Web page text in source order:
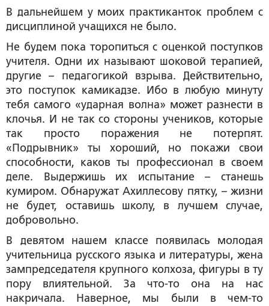
В дальнейшем у моих практиканток проблем с
дисциплиной учащихся не было.
Не будем пока торопиться с оценкой поступков
учителя. Одни их называют шоковой терапией,
другие – педагогикой взрыва. Действительно,
это поступок камикадзе. Ибо в любую минуту
тебя самого «ударная волна» может разнести в
клочья. И не так со стороны учеников, которые
так просто поражения не потерпят.
«Подрывник» ты хороший, но покажи свои
способности, каков ты профессионал в своем
деле. Выдержишь их испытание – станешь
кумиром. Обнаружат Ахиллесову пятку, – жизни
не будет, оставишь школу, в лучшем случае,
добровольно.
В девятом нашем классе появилась молодая
учительница русского языка и литературы, жена
зампредседателя крупного колхоза, фигуры в ту
пору влиятельной. За что-то она на нас
накричала. Наверное, мы были в чем-то